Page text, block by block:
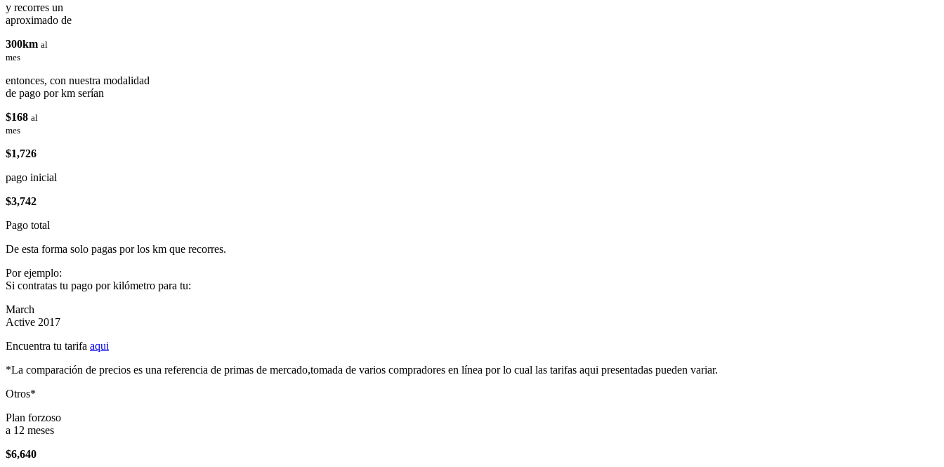
y recorres un
aproximado de
300km al
mes
entonces, con nuestra modalidad
de pago por km serían
$168 al
mes
$1,726
pago inicial
$3,742
Pago total
De esta forma solo pagas por los km que recorres.
Por ejemplo:
Si contratas tu pago por kilómetro para tu:
March
Active 2017
Encuentra tu tarifa aqui
*La comparación de precios es una referencia de primas de mercado,tomada de varios compradores en línea por lo cual las tarifas aqui presentadas pueden variar.
Otros*
Plan forzoso
a 12 meses
$6,640